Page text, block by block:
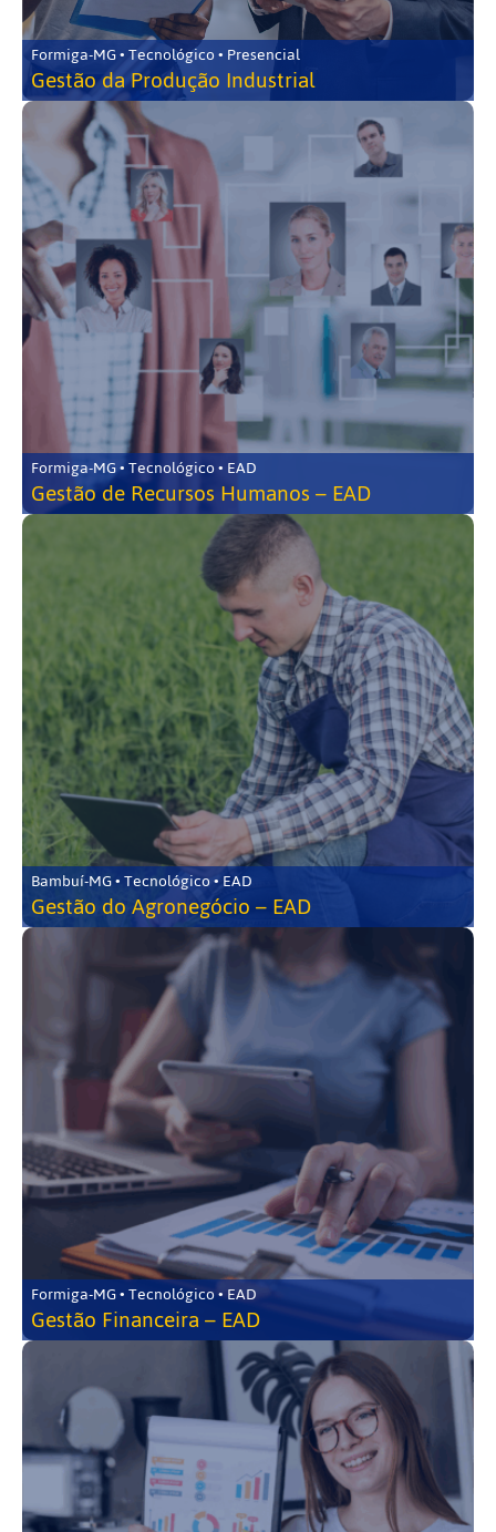
Formiga-MG • Tecnológico • Presencial
Gestão da Produção Industrial
Formiga-MG • Tecnológico • EAD
Gestão de Recursos Humanos – EAD
Bambuí-MG • Tecnológico • EAD
Gestão do Agronegócio – EAD
Formiga-MG • Tecnológico • EAD
Gestão Financeira – EAD